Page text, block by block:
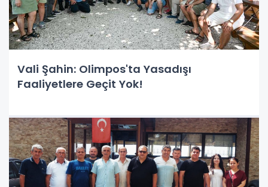
Vali Şahin: Olimpos'ta Yasadışı
Faaliyetlere Geçit Yok!